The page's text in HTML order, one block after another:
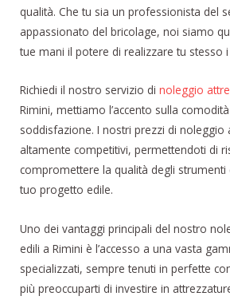
qualità. Che tu sia un professionista del
appassionato del bricolage, noi siamo
tue mani il potere di realizzare tu stesso
Richiedi il nostro servizio di noleggio
Rimini, mettiamo l’accento sulla
soddisfazione. I nostri prezzi di noleggio
altamente competitivi, permettendoti di
compromettere la qualità degli strumenti
tuo progetto edile.
Uno dei vantaggi principali del nostro
edili a Rimini è l’accesso a una vasta
specializzati, sempre tenuti in perfette
più preoccuparti di investire in